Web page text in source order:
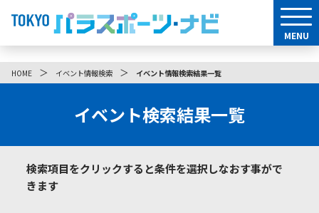
MENU
HOME ＞ イベント情報検索 ＞ イベント情報検索結果一覧
イベント検索結果一覧
検索項目をクリックすると条件を選択しなおす事がで
きます